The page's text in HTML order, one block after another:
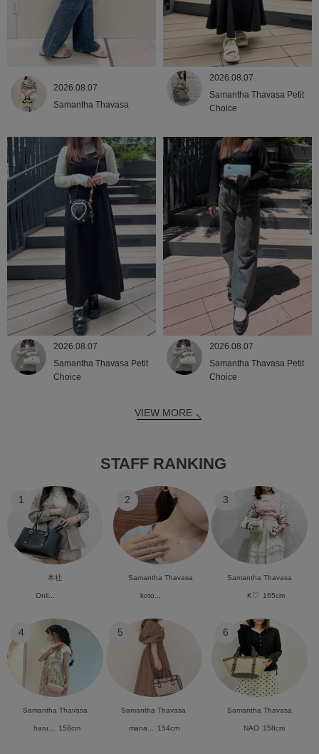
2026.08.07
Samantha Thavasa
2026.08.07
Samantha Thavasa Petit
Choice
2026.08.07
Samantha Thavasa Petit
Choice
2026.08.07
Samantha Thavasa Petit
Choice
VIEW MORE
STAFF RANKING
1
本社
Onli...
2
Samantha Thavasa
koto...
3
Samantha Thavasa
K♡ 165cm
4
Samantha Thavasa
haru... 158cm
5
Samantha Thavasa
mana... 154cm
6
Samantha Thavasa
NAO 158cm